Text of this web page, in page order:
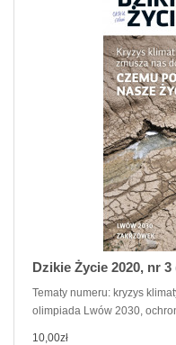
Dzikie Życie 2020, nr 3
Tematy numeru: kryzys
olimpiada Lwów 2030,
10,00zł